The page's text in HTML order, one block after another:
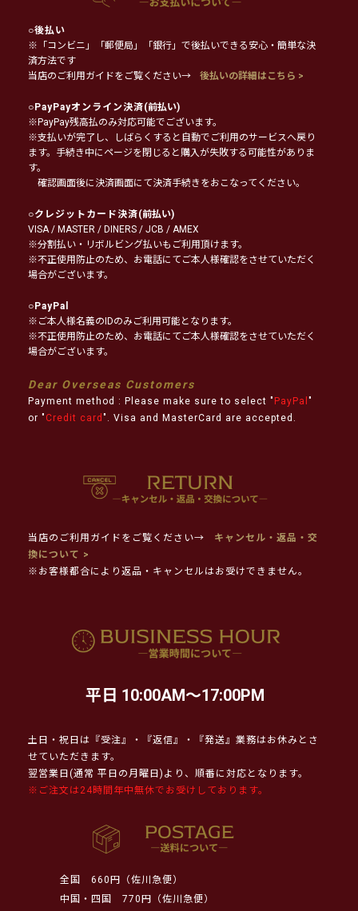
○後払い
※「コンビニ」「郵便局」「銀行」で後払いできる安心・簡単な決
済方法です
当店のご利用ガイドをご覧ください→
後払いの詳細はこちら >
○PayPayオンライン決済(前払い)
※PayPay残高払のみ対応可能でございます。
※支払いが完了し、しばらくすると自動でご利用のサービスへ戻り
ます。手続き中にページを閉じると購入が失敗する可能性がありま
す。
確認画面後に決済画面にて決済手続きをおこなってください。
○クレジットカード決済(前払い)
VISA / MASTER / DINERS / JCB / AMEX
※分割払い・リボルビング払いもご利用頂けます。
※不正使用防止のため、お電話にてご本人様確認をさせていただく
場合がございます。
○PayPal
※ご本人様名義のIDのみご利用可能となります。
※不正使用防止のため、お電話にてご本人様確認をさせていただく
場合がございます。
Dear Overseas Customers
Payment method : Please make sure to select " PayPal "
or " Credit card ". Visa and MasterCard are accepted.
当店のご利用ガイドをご覧ください→
キャンセル・返品・交
換について >
※お客様都合により返品・キャンセルはお受けできません。
平日 10:00AM～17:00PM
土日・祝日は『受注』・『返信』・『発送』業務はお休みとさ
せていただきます。
翌営業日(通常 平日の月曜日)より、順番に対応となります。
※ご注文は24時間年中無休でお受けしております。
全国
660円（佐川急便）
中国・四国
770円（佐川急便）